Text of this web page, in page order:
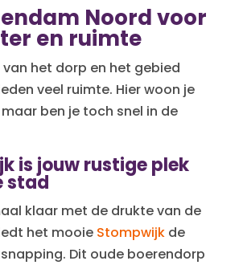
Noord voor
en ruimte
het dorp en het gebied
veel ruimte. Hier woon je
ben je toch snel in de
is jouw rustige plek
stad
klaar met de drukte van de
het mooie Stompwijkde
Dit oude boerendorp